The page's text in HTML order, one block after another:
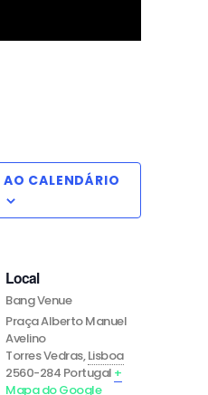
CALENDÁRIO
Local
Bang Venue
Praça Alberto Manuel
Avelino
Torres Vedras, Lisboa
2560-284 Portugal +
Mapa do Google